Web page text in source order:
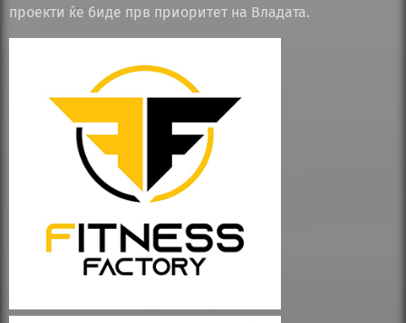
проекти ќе биде прв приоритет на Владата.